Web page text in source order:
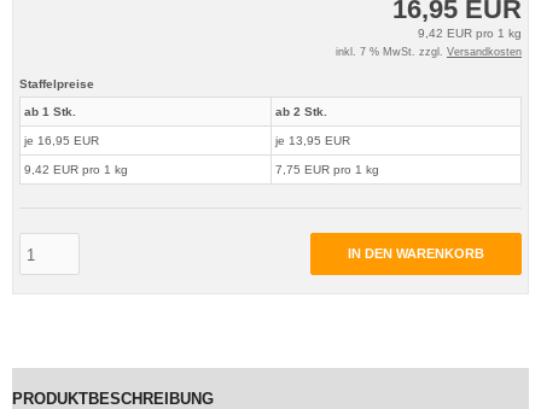
16,95 EUR
9,42 EUR pro 1 kg
inkl. 7 % MwSt. zzgl. Versandkosten
Staffelpreise
ab 1 Stk.
je 16,95 EUR
9,42 EUR pro 1 kg
ab 2 Stk.
je 13,95 EUR
7,75 EUR pro 1 kg
IN DEN WARENKORB
PRODUKTBESCHREIBUNG